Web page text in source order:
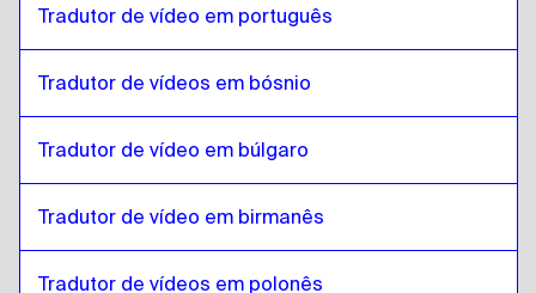
EstonianoparaFinlandês
FinlandêsparaEstoniano
Estonianoparageorgiano
georgianoparaEstoniano
italiano paraEstoniano
Tradutor de vídeo em português
Tradutor de vídeos em bósnio
Tradutor de vídeo em búlgaro
Tradutor de vídeo em birmanês
Tradutor de vídeos em polonês